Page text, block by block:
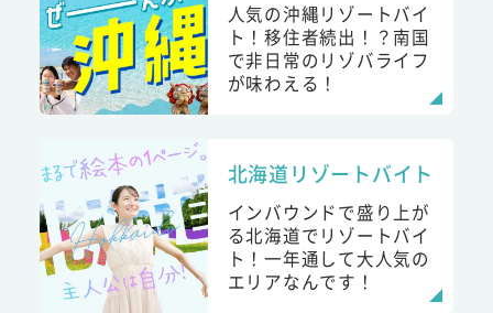
人気の沖縄リゾートバイ
ト！移住者続出！？南国
で非日常のリゾバライフ
が味わえる！
北海道リゾートバイト
インバウンドで盛り上が
る北海道でリゾートバイ
ト！一年通して大人気の
エリアなんです！